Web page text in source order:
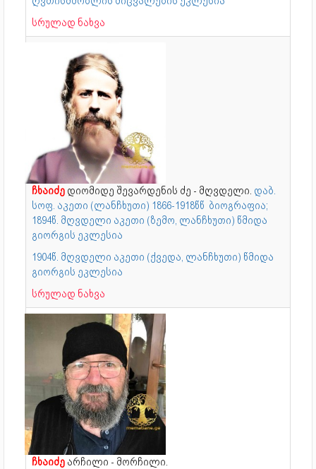
სრულად ნახვა
ჩხაიძე დიომიდე შევარდენის ძე - მღვდელი. დაბ.
სოფ. აკეთი (ლანჩხუთი) 1866-1918წწ ბიოგრაფია;
1894წ. მღვდელი აკეთი (ზემო, ლანჩხუთი) წმიდა
გიორგის ეკლესია
1904წ. მღვდელი აკეთი (ქვედა, ლანჩხუთი) წმიდა
გიორგის ეკლესია
სრულად ნახვა
ჩხაიძე არჩილი - მორჩილი.